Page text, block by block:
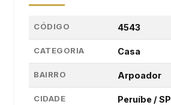
CÓDIGO 4543
CATEGORIA Casa
BAIRRO Arpoador
CIDADE Peruíbe / SP